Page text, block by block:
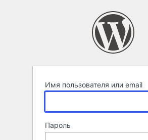
Имя пользователя или email
Пароль